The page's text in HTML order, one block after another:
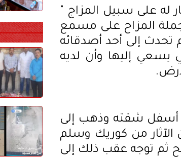
له على سبيل المزاج "
المزاح على مسمع
تحدث إلى أحد أصدقائه
يسعي إليها وأن لديه
أسفل شقته وذهب إلى
من كوريك وسلم
ثم توجه عقب ذلك إلى